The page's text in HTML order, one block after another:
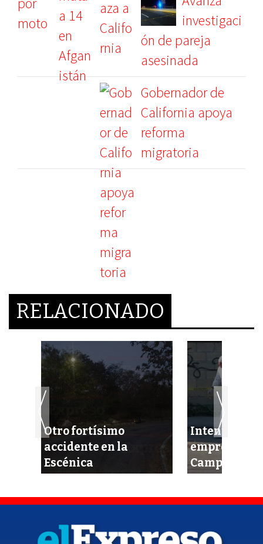
investigaci
ón de pareja
asesinada
Gobernador de
California apoya
reforma
migratoria
RELACIONADO
Otro fortísimo
accidente en la
Escénica
Intentan
empresario
Campeche